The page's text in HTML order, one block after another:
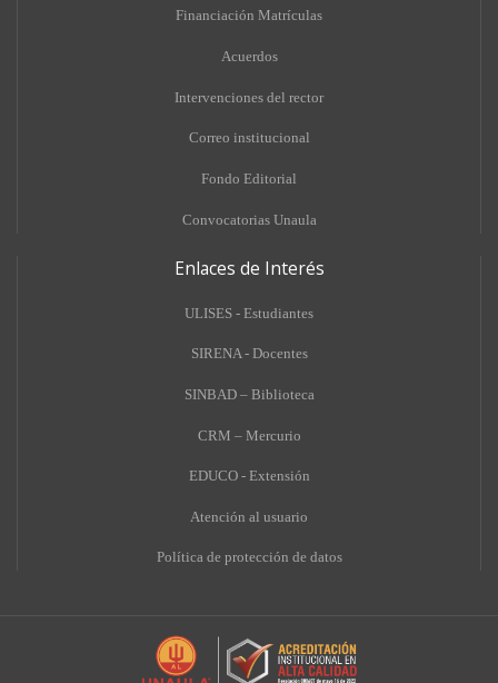
Financiación Matrículas
Acuerdos
Intervenciones del rector
Correo institucional
Fondo Editorial
Convocatorias Unaula
Enlaces de Interés
ULISES - Estudiantes
SIRENA - Docentes
SINBAD – Biblioteca
CRM – Mercurio
EDUCO - Extensión
Atención al usuario
Política de protección de datos